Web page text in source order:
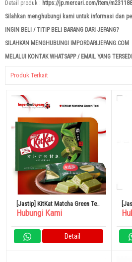
Detail produk : https://jp.mercari.com/item/
Silahkan menghubungi kami untuk informasi dan
INGIN BELI / TITIP BELI BARANG DARI JEPANG?
SILAHKAN MENGHUBUNGI IMPORDARIJEPANG.COM
MELALUI KONTAK WHATSAPP / EMAIL YANG
Produk Terkait
[Jastip] KitKat Matcha Green Tea
Jepang
Hubungi Kami
Detail